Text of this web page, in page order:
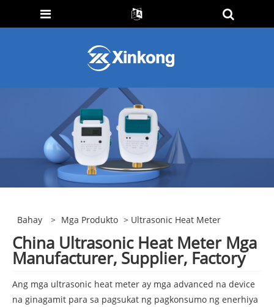
Bahay > Mga Produkto > Ultrasonic Heat Meter
China Ultrasonic Heat Meter Mga
Manufacturer, Supplier, Factory
Ang mga ultrasonic heat meter ay mga advanced na device
na ginagamit para sa pagsukat ng pagkonsumo ng enerhiya